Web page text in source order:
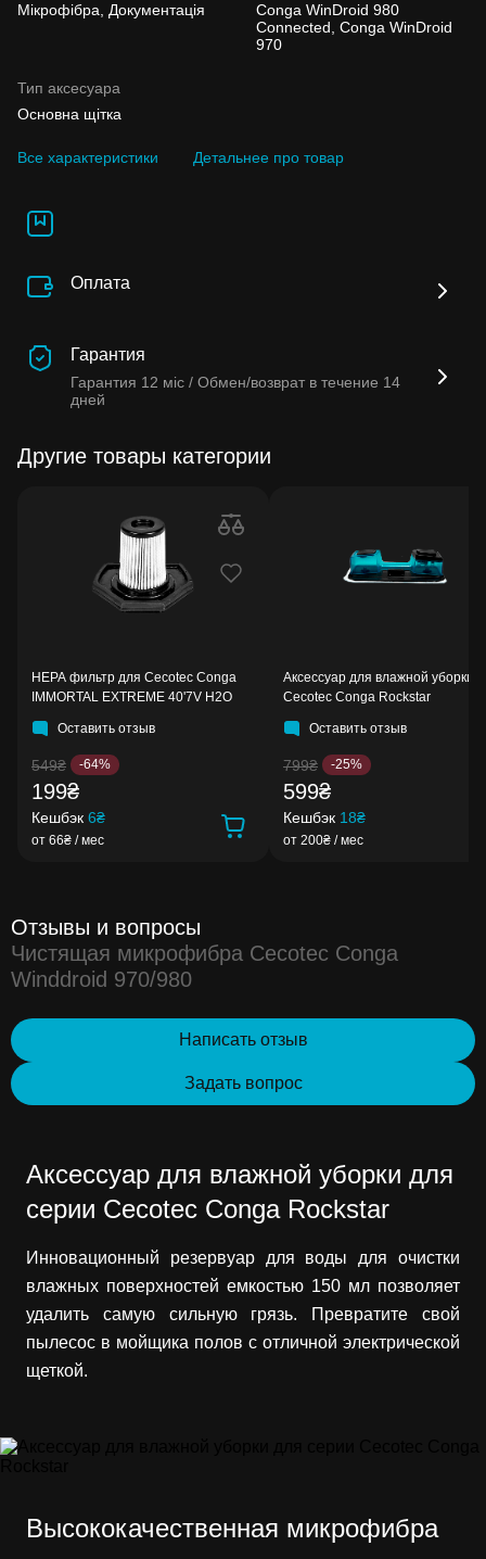
Мікрофібра, Документація
Conga WinDroid 980
Connected, Conga WinDroid
970
Тип аксесуара
Основна щітка
Все характеристики Детальнее про товар
Оплата
Гарантия
Гарантия 12 міс / Обмен/возврат в течение 14
дней
Другие товары категории
HEPA фильтр для Cecotec Conga
IMMORTAL EXTREME 40'7V H2O
Оставить отзыв
549₴ -64%
199₴
Кешбэк 6₴
от 66₴ / мес
Аксессуар для влажной уборки
Cecotec Conga Rockstar
Оставить отзыв
799₴ -25%
599₴
Кешбэк 18₴
от 200₴ / мес
Отзывы и вопросы
Чистящая микрофибра Cecotec Conga
Winddroid 970/980
Написать отзыв
Задать вопрос
Аксессуар для влажной уборки для
серии Cecotec Conga Rockstar
Инновационный резервуар для воды для очистки
влажных поверхностей емкостью 150 мл позволяет
удалить самую сильную грязь. Превратите свой
пылесос в мойщика полов с отличной электрической
щеткой.
Высококачественная микрофибра